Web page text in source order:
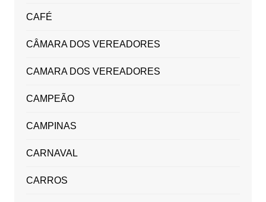
CAFÉ
CÂMARA DOS VEREADORES
CAMARA DOS VEREADORES
CAMPEÃO
CAMPINAS
CARNAVAL
CARROS